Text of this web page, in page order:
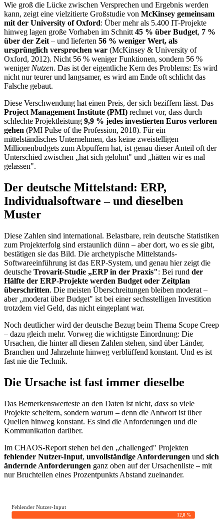
Wie groß die Lücke zwischen Versprechen und Ergebnis werden
kann, zeigt eine vielzitierte Großstudie von McKinsey gemeinsam
mit der University of Oxford: Über mehr als 5.400 IT-Projekte
hinweg lagen große Vorhaben im Schnitt 45 % über Budget, 7 %
über der Zeit – und lieferten 56 % weniger Wert, als
ursprünglich versprochen war (McKinsey & University of
Oxford, 2012). Nicht 56 % weniger Funktionen, sondern 56 %
weniger Nutzen. Das ist der eigentliche Kern des Problems: Es wird
nicht nur teurer und langsamer, es wird am Ende oft schlicht das
Falsche gebaut.
Diese Verschwendung hat einen Preis, der sich beziffern lässt. Das
Project Management Institute (PMI) rechnet vor, dass durch
schlechte Projektleistung 9,9 % jedes investierten Euros verloren
gehen (PMI Pulse of the Profession, 2018). Für ein
mittelständisches Unternehmen, das keine zweistelligen
Millionenbudgets zum Abpuffern hat, ist genau dieser Anteil oft der
Unterschied zwischen „hat sich gelohnt" und „hätten wir es mal
gelassen".
Der deutsche Mittelstand: ERP,
Individualsoftware – und dieselben
Muster
Diese Zahlen sind international. Belastbare, rein deutsche Statistiken
zum Projekterfolg sind erstaunlich dünn – aber dort, wo es sie gibt,
bestätigen sie das Bild. Die archetypische Mittelstands-
Softwareeinführung ist das ERP-System, und genau hier zeigt die
deutsche Trovarit-Studie „ERP in der Praxis": Bei rund der
Hälfte der ERP-Projekte werden Budget oder Zeitplan
überschritten. Die meisten Überschreitungen bleiben moderat –
aber „moderat über Budget" ist bei einer sechsstelligen Investition
trotzdem viel Geld, das nicht eingeplant war.
Noch deutlicher wird der deutsche Bezug beim Thema Scope Creep
– dazu gleich mehr. Vorweg die wichtigste Einordnung: Die
Ursachen, die hinter all diesen Zahlen stehen, sind über Länder,
Branchen und Jahrzehnte hinweg verblüffend konstant. Und es ist
fast nie die Technik.
Die Ursache ist fast immer dieselbe
Das Bemerkenswerteste an den Daten ist nicht, dass so viele
Projekte scheitern, sondern warum – denn die Antwort ist über
Quellen hinweg konstant. Es sind die Anforderungen und die
Kommunikation darüber.
Im CHAOS-Report stehen bei den „challenged" Projekten
fehlender Nutzer-Input, unvollständige Anforderungen und sich
ändernde Anforderungen ganz oben auf der Ursachenliste – mit
nur Bruchteilen eines Prozentpunkts Abstand zueinander.
Fehlender Nutzer-Input
12,8 %